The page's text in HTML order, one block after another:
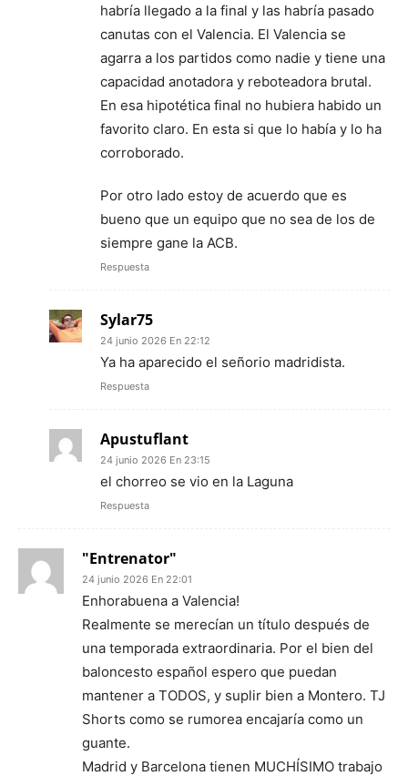
habría llegado a la final y las habría pasado
canutas con el Valencia. El Valencia se
agarra a los partidos como nadie y tiene una
capacidad anotadora y reboteadora brutal.
En esa hipotética final no hubiera habido un
favorito claro. En esta si que lo había y lo ha
corroborado.
Por otro lado estoy de acuerdo que es
bueno que un equipo que no sea de los de
siempre gane la ACB.
Respuesta
Sylar75
24 junio 2026 En 22:12
Ya ha aparecido el señorio madridista.
Respuesta
Apustuflant
24 junio 2026 En 23:15
el chorreo se vio en la Laguna
Respuesta
"Entrenator"
24 junio 2026 En 22:01
Enhorabuena a Valencia!
Realmente se merecían un título después de
una temporada extraordinaria. Por el bien del
baloncesto español espero que puedan
mantener a TODOS, y suplir bien a Montero. TJ
Shorts como se rumorea encajaría como un
guante.
Madrid y Barcelona tienen MUCHÍSIMO trabajo